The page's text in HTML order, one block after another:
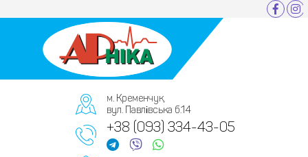
м. Кременчук,
вул. Павлівська б.14
+38 (093) 334-43-05